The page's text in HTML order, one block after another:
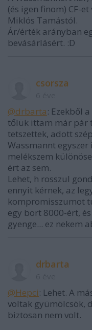
(és igen finom) CF-
Miklós Tamástól.
Ár/érték arányban
bevásárlásért. :D
csorsza
@drbarta: Ezekből
tőlük ittam már pár
tetszettek, adott
Wassmannt
melékszem
ért az sem.
Lehet, h rosszul
ennyit kérnek, az
kompromisszumot
egy bort 8000-ért,
gyenge... ez nekem
drbarta
@Hepci: Lehet. A
voltak gyümölcsök,
biztosan nem volt.